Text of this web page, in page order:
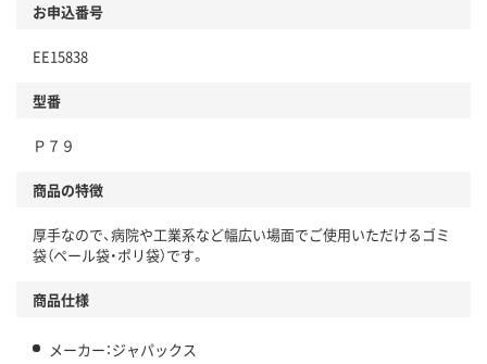
本体
仕組
この商品の環境配慮ポイントです。下記商品詳細「
アスクル商品環境スコア詳細／加点項目
お申込番号
EE15838
型番
Ｐ７９
商品の特徴
厚手なので、病院や工業系など幅広い場面でご使用いただけるゴミ
袋（ペール袋・ポリ袋）です。
商品仕様
メーカー：ジャパックス